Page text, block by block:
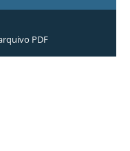
PDF